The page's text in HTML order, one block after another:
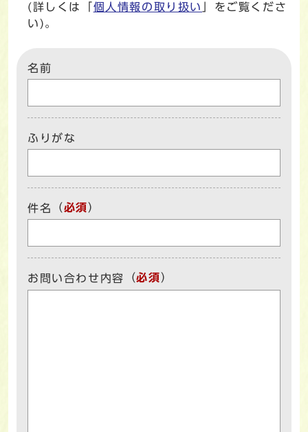
(詳しくは「個人情報の取り扱い
」をご覧くださ
い)。
名前
ふりがな
件名 （必須）
お問い合わせ内容 （必須）